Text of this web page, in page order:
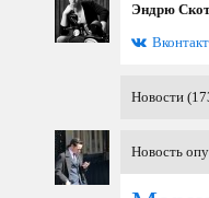
Эндрю
Новости
Новость